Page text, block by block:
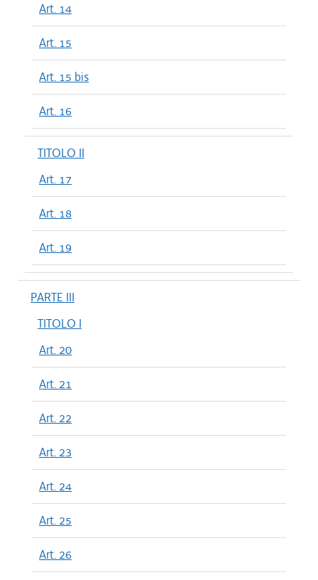
Art. 14
Art. 15
Art. 15 bis
Art. 16
TITOLO II
Art. 17
Art. 18
Art. 19
PARTE III
TITOLO I
Art. 20
Art. 21
Art. 22
Art. 23
Art. 24
Art. 25
Art. 26